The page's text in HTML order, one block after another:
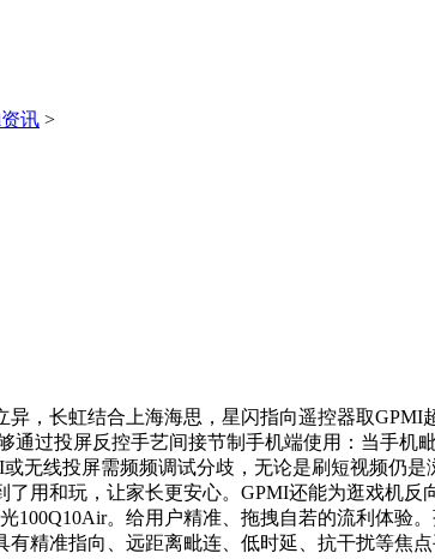
讯 >
长虹结合上海海思，星闪指向遥控器取GPMI
通过投屏反控手艺间接节制手机端使用：当手
无线投屏需频频调试分歧，无论是刷短视频仍
了用和玩，让家长更安心。GPMI还能为逛戏机
100Q10Air。给用户精准、拖拽自若的流利体验
有精准指向、远距离毗连、低时延、抗干扰等焦